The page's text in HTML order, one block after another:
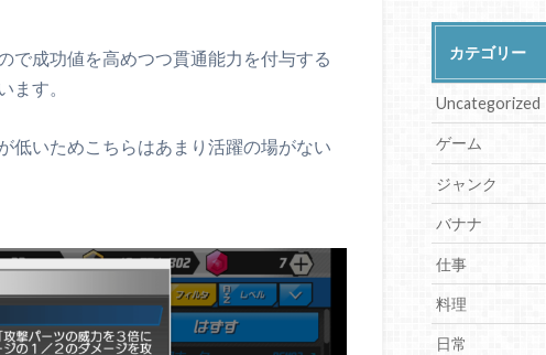
で成功値を高めつつ貫通能力を付与する
ます。
低いためこちらはあまり活躍の場がない
カテゴリー
Uncategorized
ゲーム
ジャンク
バナナ
仕事
料理
日常